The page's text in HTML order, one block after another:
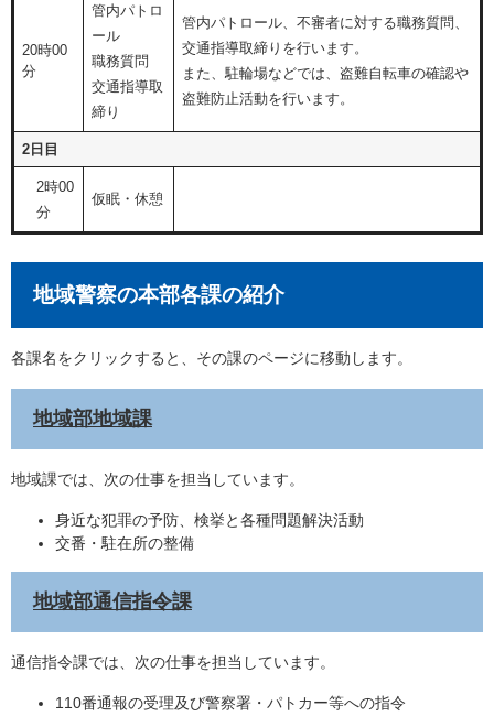
20時00
分
管内パトロ
ール
職務質問
交通指導取
締り
管内パトロール、不審者に対する職務質問、
交通指導取締りを行います。
また、駐輪場などでは、盗難自転車の確認や
盗難防止活動を行います。
2日目
2時00
分
仮眠・休憩
地域警察の本部各課の紹介
各課名をクリックすると、その課のページに移動します。
地域部地域課
地域課では、次の仕事を担当しています。
身近な犯罪の予防、検挙と各種問題解決活動
交番・駐在所の整備
地域部通信指令課
通信指令課では、次の仕事を担当しています。
110番通報の受理及び警察署・パトカー等への指令